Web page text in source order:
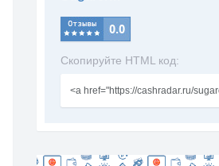
Скопируйте HTML код: